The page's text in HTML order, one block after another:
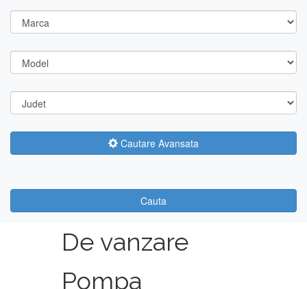
Cautare Avansata
Cauta
De vanzare
Pompa